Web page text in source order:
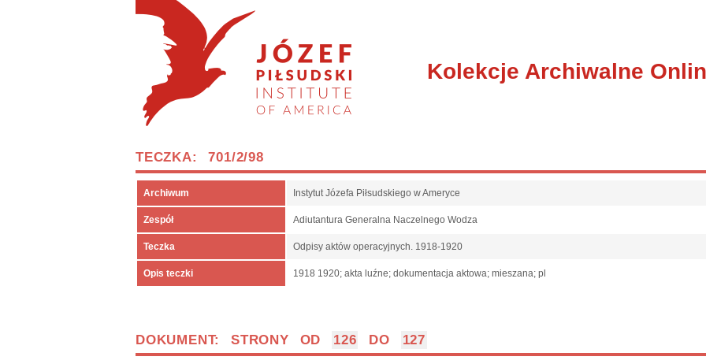
Kolekcje Archiwalne
TECZKA: 701/2/98
Archiwum Instytut Józefa Piłsudskiego w Ameryce
Zespół Adiutantura Generalna Naczelnego Wodza
Teczka Odpisy aktów operacyjnych. 1918-1920
Opis teczki 1918 1920; akta luźne; dokumentacja aktowa; mieszana; pl
DOKUMENT: STRONY OD 126 DO 127